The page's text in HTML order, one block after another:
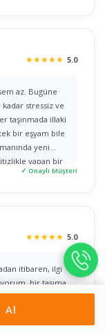
★★★★★ 5.0
az. Bugüne
kadar stressiz ve
taşınmada illaki
bir eşyam bile
yeni
yapan bir
gönül
✓ Onaylı Müşteri
★★★★★ 5.0
itibaren, ilgi
bir taşıma
ikisini de özenle
ediyorum
Al